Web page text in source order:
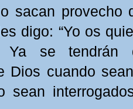
sacan provecho
digo: “Yo os
Ya se tendrán
Dios cuando
sean